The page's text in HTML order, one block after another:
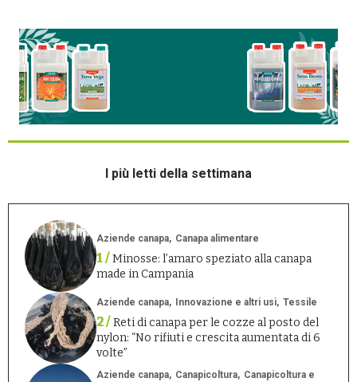
I più letti della settimana
Aziende canapa Canapa alimentare
1 /Minosse: l’amaro speziato alla canapa
made in Campania
Aziende canapa Innovazione e altri usi Tessile
2 /Reti di canapa per le cozze al posto del
nylon: “No rifiuti e crescita aumentata di 6
volte”
Aziende canapa Canapicoltura
Canapicoltura e